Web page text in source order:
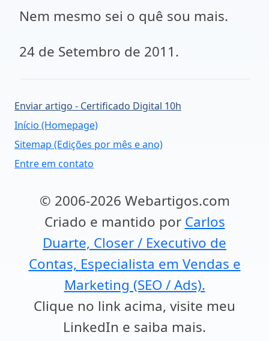
Nem mesmo sei o quê sou mais.
24 de Setembro de 2011.
Enviar artigo - Certificado Digital 10h
Início (Homepage)
Sitemap (Edições por mês e ano)
Entre em contato
© 2006-2026 Webartigos.com
Criado e mantido por Carlos
Duarte, Closer / Executivo de
Contas, Especialista em Vendas e
Marketing (SEO / Ads).
Clique no link acima, visite meu
LinkedIn e saiba mais.